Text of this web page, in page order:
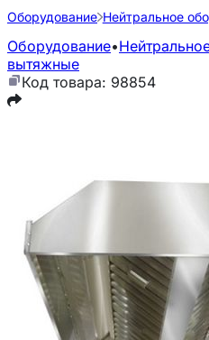
Оборудование Нейтральное
Оборудование•
вытяжные
Код товара: 98854